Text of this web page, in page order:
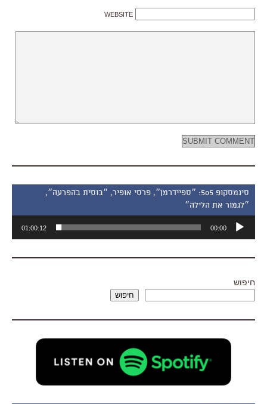
WEBSITE
סינמסקופ 505: ״ספיידרמן״, פרסי אופיר, ״בוסית בהפרעה״,
״לגמור את הלילה״
אודיו
00:00
01:00:12
חיפוש
חיפוש